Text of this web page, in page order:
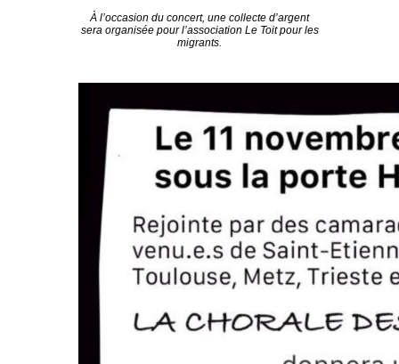
À l’occasion du concert, une collecte d’argent
sera organisée pour l’association Le Toit pour les
migrants.